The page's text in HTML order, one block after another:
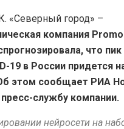
«Северный город» –
компания
что
19 в России придется
этом сообщает РИА
службу компании.
нейросети на